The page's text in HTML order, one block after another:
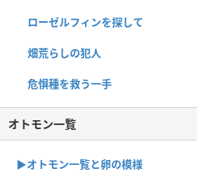
ローゼルフィンを探して
畑荒らしの犯人
危惧種を救う一手
オトモン一覧
▶︎オトモン一覧と卵の模様